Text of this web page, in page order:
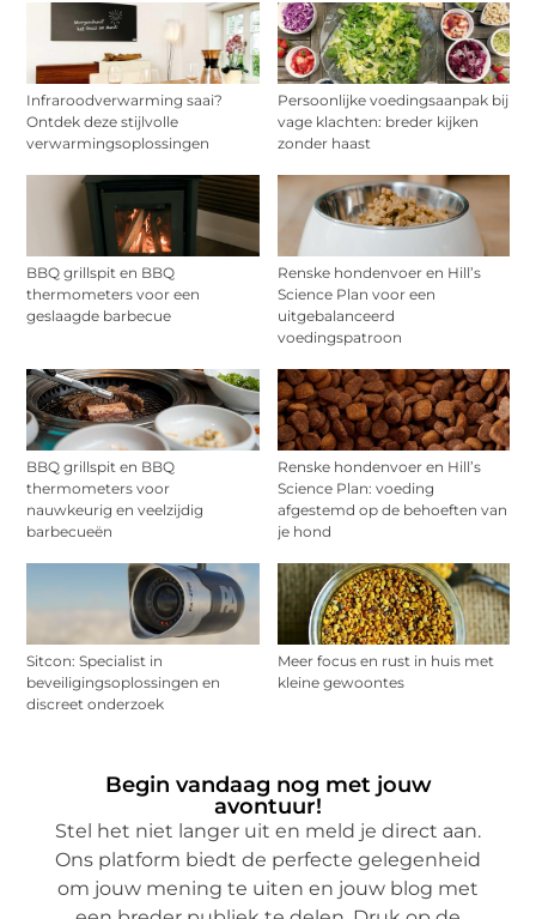
Infraroodverwarming saai?
Ontdek deze stijlvolle
verwarmingsoplossingen
Persoonlijke voedingsaanpak bij
vage klachten: breder kijken
zonder haast
BBQ grillspit en BBQ
thermometers voor een
geslaagde barbecue
Renske hondenvoer en Hill’s
Science Plan voor een
uitgebalanceerd
voedingspatroon
BBQ grillspit en BBQ
thermometers voor
nauwkeurig en veelzijdig
barbecueën
Renske hondenvoer en Hill’s
Science Plan: voeding
afgestemd op de behoeften van
je hond
Sitcon: Specialist in
beveiligingsoplossingen en
discreet onderzoek
Meer focus en rust in huis met
kleine gewoontes
Begin vandaag nog met jouw
avontuur!
Stel het niet langer uit en meld je direct aan.
Ons platform biedt de perfecte gelegenheid
om jouw mening te uiten en jouw blog met